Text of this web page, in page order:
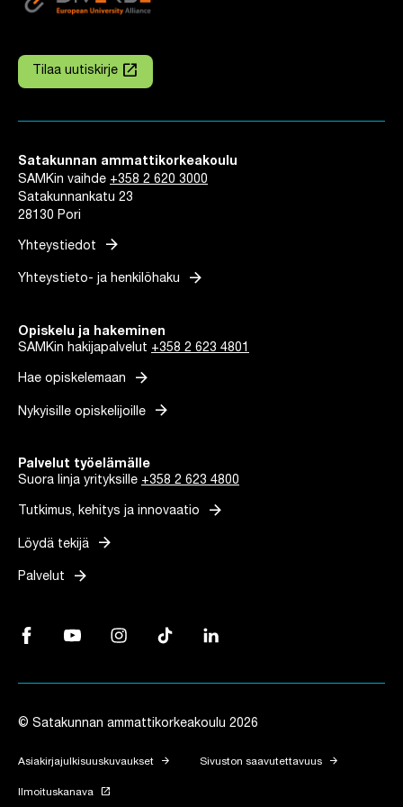
Tilaa uutiskirje
Linkki avautuu uuteen välilehteen
launch
Satakunnan ammattikorkeakoulu
SAMKin vaihde +358 2 620 3000
Satakunnankatu 23
28130 Pori
Yhteystiedot arrow_forward
Yhteystieto- ja henkilöhaku arrow_forward
Opiskelu ja hakeminen
SAMKin hakijapalvelut +358 2 623 4801
Hae opiskelemaan arrow_forward
Nykyisille opiskelijoille arrow_forward
Palvelut työelämälle
Suora linja yrityksille +358 2 623 4800
Tutkimus, kehitys ja innovaatio arrow_forward
Löydä tekijä arrow_forward
Palvelut arrow_forward
Facebook, Linkki avautuu uuteen välilehteen
YouTube, Linkki avautuu uuteen välilehteen
Instagram, Linkki avautuu uuteen välilehteen
TikTok, Linkki avautuu uuteen välilehteen
LinkedIn, Linkki avautuu uuteen
© Satakunnan ammattikorkeakoulu 2026
Asiakirjajulkisuuskuvaukset arrow_forward Sivuston saavutettavuus arrow_forward
Ilmoituskanava Linkki avautuu uuteen välilehteen
launch